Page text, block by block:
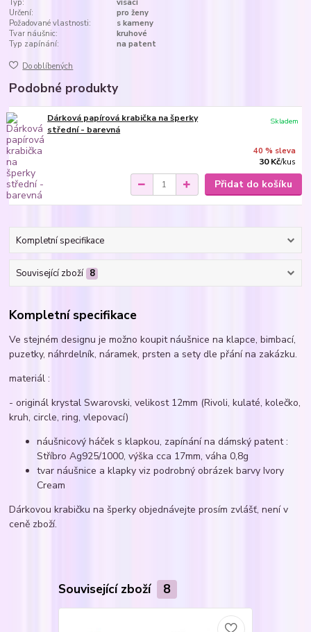
Typ:
visací
Určení:
pro ženy
Požadované vlastnosti:
s kameny
Tvar náušnic:
kruhové
Typ zapínání:
na patent
Do oblíbených
Podobné produkty
Dárková papírová krabička na šperky
střední - barevná
40 % sleva
30 Kč/kus
Skladem
Přidat do košíku
Kompletní specifikace
Související zboží 8
Kompletní specifikace
Ve stejném designu je možno koupit náušnice na klapce, bimbací,
puzetky, náhrdelník, náramek, prsten a sety dle přání na zakázku.
materiál :
- originál krystal Swarovski, velikost 12mm (Rivoli, kulaté, kolečko,
kruh, circle, ring, vlepovací)
náušnicový háček s klapkou, zapínání na dámský patent :
Stříbro Ag925/1000, výška cca 17mm, váha 0,8g
tvar náušnice a klapky viz podrobný obrázek barvy Ivory
Cream
Dárkovou krabičku na šperky objednávejte prosím zvlášť, není v
ceně zboží.
Související zboží 8